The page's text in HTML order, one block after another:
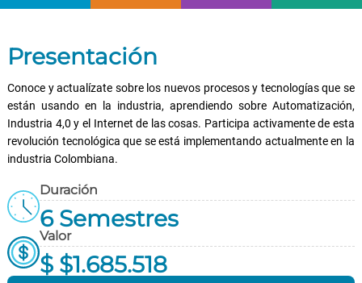
Presentación
Conoce y actualízate sobre los nuevos procesos y tecnologías que se
están usando en la industria, aprendiendo sobre Automatización,
Industria 4,0 y el Internet de las cosas. Participa activamente de esta
revolución tecnológica que se está implementando actualmente en la
industria Colombiana.
Duración
6 Semestres
Valor
$ $1.685.518